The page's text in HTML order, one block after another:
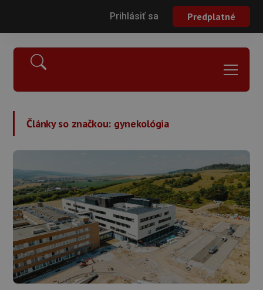
Prihlásiť sa Predplatné
Články so značkou: gynekológia